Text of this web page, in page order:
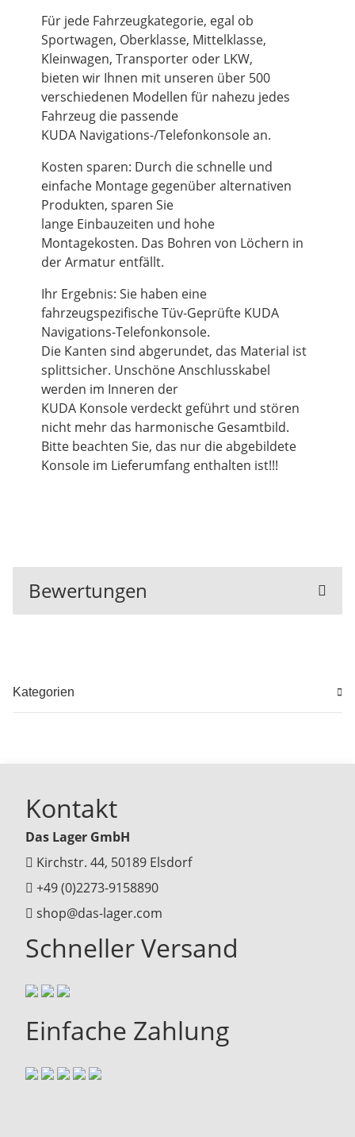
Für jede Fahrzeugkategorie, egal ob
Sportwagen, Oberklasse, Mittelklasse,
Kleinwagen, Transporter oder LKW,
bieten wir Ihnen mit unseren über 500
verschiedenen Modellen für nahezu jedes
Fahrzeug die passende
KUDA Navigations-/Telefonkonsole an.
Kosten sparen: Durch die schnelle und
einfache Montage gegenüber alternativen
Produkten, sparen Sie
lange Einbauzeiten und hohe
Montagekosten. Das Bohren von Löchern in
der Armatur entfällt.
Ihr Ergebnis: Sie haben eine
fahrzeugspezifische Tüv-Geprüfte KUDA
Navigations-Telefonkonsole.
Die Kanten sind abgerundet, das Material ist
splittsicher. Unschöne Anschlusskabel
werden im Inneren der
KUDA Konsole verdeckt geführt und stören
nicht mehr das harmonische Gesamtbild.
Bitte beachten Sie, das nur die abgebildete
Konsole im Lieferumfang enthalten ist!!!
Bewertungen
Kategorien
Kontakt
Das Lager GmbH
Kirchstr. 44, 50189 Elsdorf
+49 (0)2273-9158890
shop@das-lager.com
Schneller Versand
Einfache Zahlung